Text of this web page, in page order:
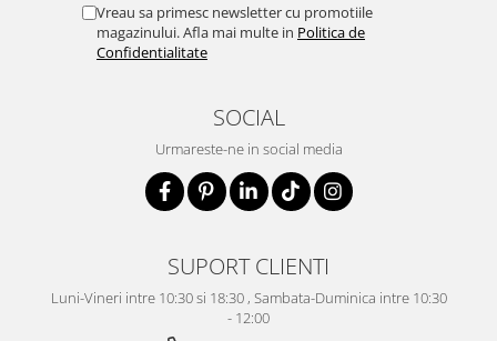
Vreau sa primesc newsletter cu promotiile
magazinului. Afla mai multe in Politica de
Confidentialitate
SOCIAL
Urmareste-ne in social media
SUPORT CLIENTI
Luni-Vineri intre 10:30 si 18:30 , Sambata-Duminica intre 10:30
- 12:00